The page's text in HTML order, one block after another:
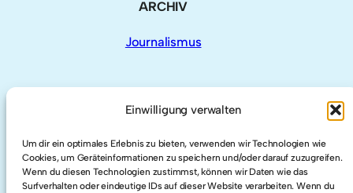
Einwilligung verwalten
Um dir ein optimales Erlebnis zu bieten, verwenden wir Technologien wie
Cookies, um Geräteinformationen zu speichern und/oder darauf zuzugreifen.
Wenn du diesen Technologien zustimmst, können wir Daten wie das
Surfverhalten oder eindeutige IDs auf dieser Website verarbeiten. Wenn du
ARCHIV
Journalismus
LinkedIn